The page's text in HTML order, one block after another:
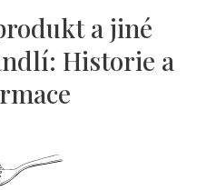
a jiné
Historie a